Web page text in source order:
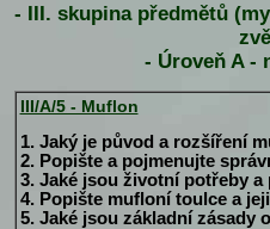
- III. skupina předmětů
- Úroveň A -
III/A/5 - Muflon
1. Jaký je původ a rozšíření
2. Popište a pojmenujte
3. Jaké jsou životní potřeby
4. Popište mufloní toulce a
5. Jaké jsou základní zásady